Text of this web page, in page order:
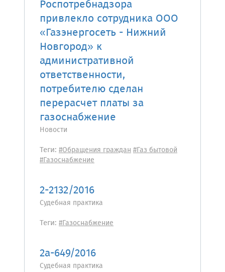
Роспотребнадзора
привлекло сотрудника ООО
«Газэнергосеть - Нижний
Новгород» к
административной
ответственности,
потребителю сделан
перерасчет платы за
газоснабжение
Новости
Теги: #Обращения граждан#Газ бытовой
#Газоснабжение
2-2132/2016
Судебная практика
Теги: #Газоснабжение
2а-649/2016
Судебная практика